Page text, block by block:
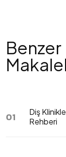
Benzer
01
Diş
Rehberi